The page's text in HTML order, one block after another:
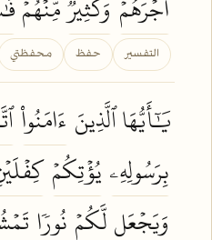
أَجۡرَهُمۡۖ وَكَثِيرٞمِّنۡهُمۡ
التفسير حفظ محفظتي
يَٰٓأَيُّهَا ٱلَّذِينَ ءَامَنُواْ
بِرَسُولِهِۦ يُؤۡتِكُمۡ
وَيَجۡعَللَّكُمۡ نُورٗا